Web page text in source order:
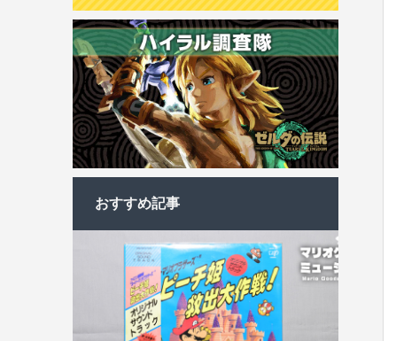
おすすめ記事